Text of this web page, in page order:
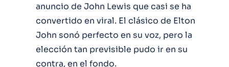
anuncio de John Lewis que casi se ha
convertido en viral. El clásico de Elton
John sonó perfecto en su voz, pero la
elección tan previsible pudo ir en su
contra, en el fondo.